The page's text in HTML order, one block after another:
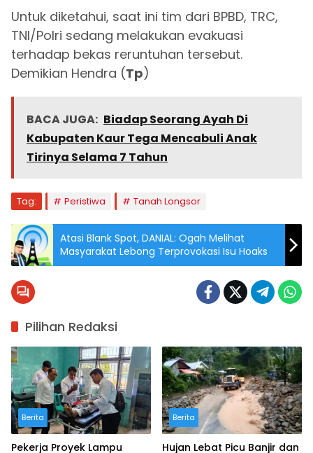
Untuk diketahui, saat ini tim dari BPBD, TRC,
TNI/Polri sedang melakukan evakuasi
terhadap bekas reruntuhan tersebut.
Demikian Hendra (Tp)
BACA JUGA: Biadap Seorang Ayah Di
Kabupaten Kaur Tega Mencabuli Anak
Tirinya Selama 7 Tahun
Tag: Peristiwa Tanah Longsor
Atasi Blank Spot, DANIAL: Ogah Melihat
Masyarakat Lebong Terprovokasi Isu Hoaks
Pilihan Redaksi
Berita
Pekerja Proyek Lampu
Berita
Hujan Lebat Picu Banjir dan